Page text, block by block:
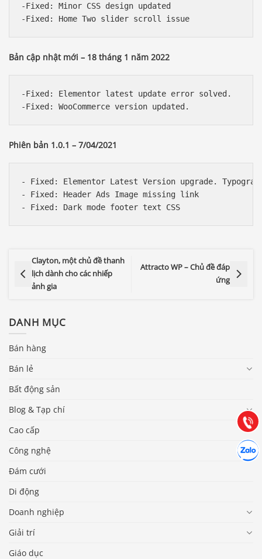
-Fixed: Minor CSS design updated
Bản cập nhật mới – 18 tháng 1 năm 2022
-Fixed: Elementor latest update error solved.
Phiên bản 1.0.1 – 7/04/2021
- Fixed: Elementor Latest Version upgrade.
- Fixed: Header Ads Image missing link
Clayton, một chủ đề thanh
lịch dành cho các nhiếp
ảnh gia
Attracto WP – Chủ đề đáp
ứng
DANH MỤC
Bán hàng
Bán lẻ
Bất động sản
Blog & Tạp chí
Cao cấp
Công nghệ
Đám cưới
Di động
Doanh nghiệp
Giải trí
Giáo dục
Gọi
(028) 22.166.144
Chát